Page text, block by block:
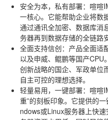
安全为本，私有部署：喧喧
一核心。它能帮助企业将数
通过通讯全加密、数据库消
务器再到数据存储的全链路
全面支持信创：产品全面适
以及申威、鲲鹏等国产CPU
创新战略的国企、军政单位
自主可控的理想选择。
轻量易用，一键部署：喧喧
重”的刻板印象。它提供的
ndows或Linux服务器上快